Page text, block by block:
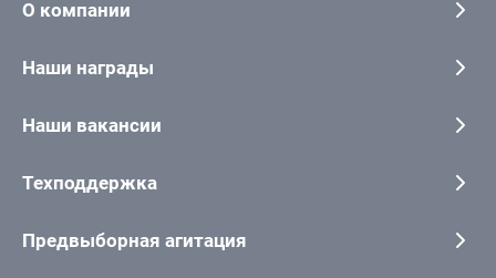
О компании
Наши награды
Наши вакансии
Техподдержка
Предвыборная агитация